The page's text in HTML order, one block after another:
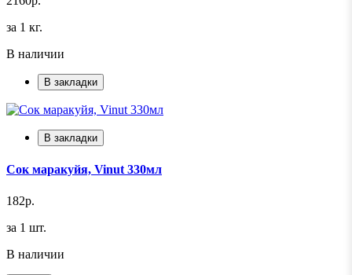
за 1 кг.
В наличии
В закладки
В закладки
Сок маракуйя, Vinut 330мл
182р.
за 1 шт.
В наличии